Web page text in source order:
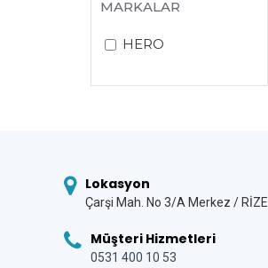
MARKALAR
HERO
Lokasyon
Çarşi Mah. No 3/A Merkez / RİZE
Müşteri Hizmetleri
0531 400 10 53